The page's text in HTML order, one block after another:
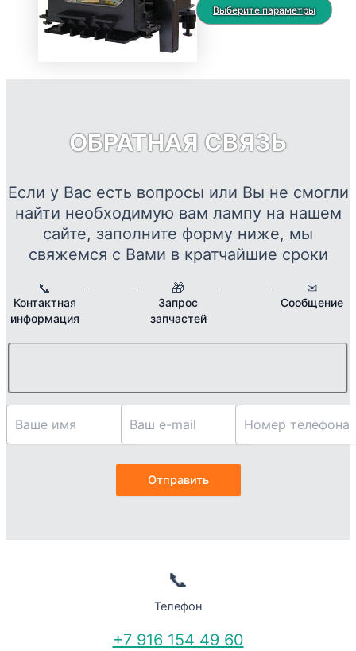
можно
выбрать
товара.
цен:
8105 ₽
Выберите параметры
ОБРАТНАЯ СВЯЗЬ
Если у Вас есть вопросы или Вы не смогли
найти необходимую вам лампу на нашем
сайте, заполните форму ниже, мы
свяжемся с Вами в кратчайшие сроки
📞
Контактная
информация
🎁
Запрос
запчастей
✉
Сообщение
📞
Телефон
+7 916 154 49 60